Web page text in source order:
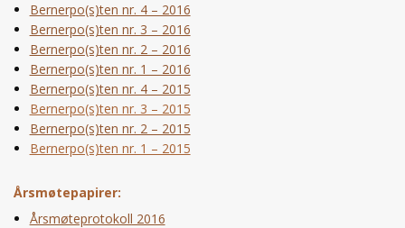
Bernerpo(s)ten nr. 4 – 2016
Bernerpo(s)ten nr. 3 – 2016
Bernerpo(s)ten nr. 2 – 2016
Bernerpo(s)ten nr. 1 – 2016
Bernerpo(s)ten nr. 4 – 2015
Bernerpo(s)ten nr. 3 – 2015
Bernerpo(s)ten nr. 2 – 2015
Bernerpo(s)ten nr. 1 – 2015
Årsmøtepapirer:
Årsmøteprotokoll 2016